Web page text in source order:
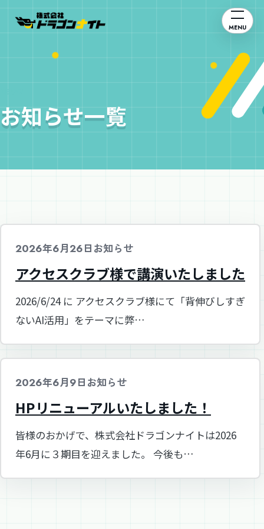
MENU
お知らせ一覧
2026年6月26日 お知らせ
アクセスクラブ様で講演いたしました
2026/6/24 に アクセスクラブ様にて「背伸びしすぎ
ないAI活用」をテーマに弊…
2026年6月9日 お知らせ
HPリニューアルいたしました！
皆様のおかげで、株式会社ドラゴンナイトは2026
年6月に３期目を迎えました。 今後も…